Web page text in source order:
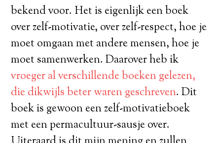
bekend voor. Het is eigenlijk een boek
over zelf-motivatie, over zelf-respect, hoe je
moet omgaan met andere mensen, hoe je
moet samenwerken. Daarover heb ik
vroeger al verschillende boeken gelezen,
die dikwijls beter waren geschreven. Dit
boek is gewoon een zelf-motivatieboek
met een permacultuur-sausje over.